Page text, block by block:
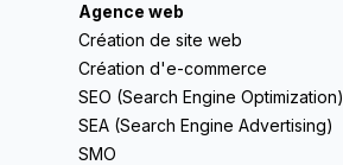
Agence web
Création de site web
Création d'e-commerce
SEO (Search Engine Optimization)
SEA (Search Engine Advertising)
SMO